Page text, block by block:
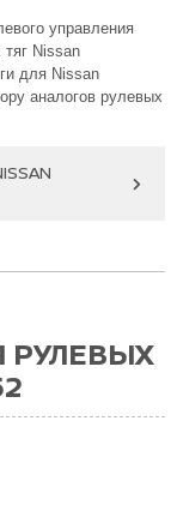
управления
Nissan
для Nissan
аналогов рулевых
РУЛЕВЫХ